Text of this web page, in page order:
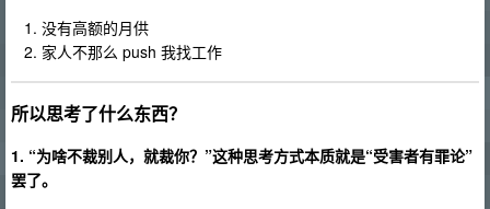
没有高额的月供
家人不那么 push 我找工作
所以思考了什么东西？
1. “为啥不裁别人，就裁你？”这种思考方式本质就是“受害者有罪论”
罢了。